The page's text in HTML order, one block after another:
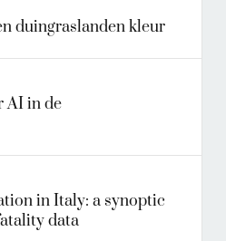
duingraslanden kleur
AI in de
in Italy: a synoptic
data